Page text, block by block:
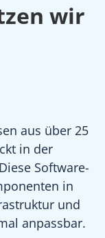
wir
aus über 25
in der
Software-
in
und
anpassbar.